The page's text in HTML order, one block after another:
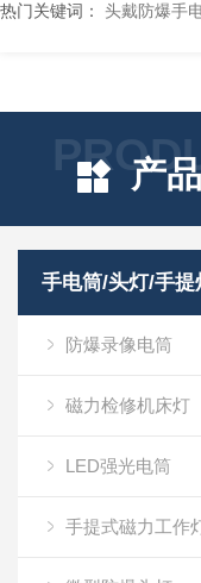
热门关键词： 头戴防爆手
产
手电筒/头灯/手提
防爆录像电筒
磁力检修机床灯
LED强光电筒
手提式磁力工作